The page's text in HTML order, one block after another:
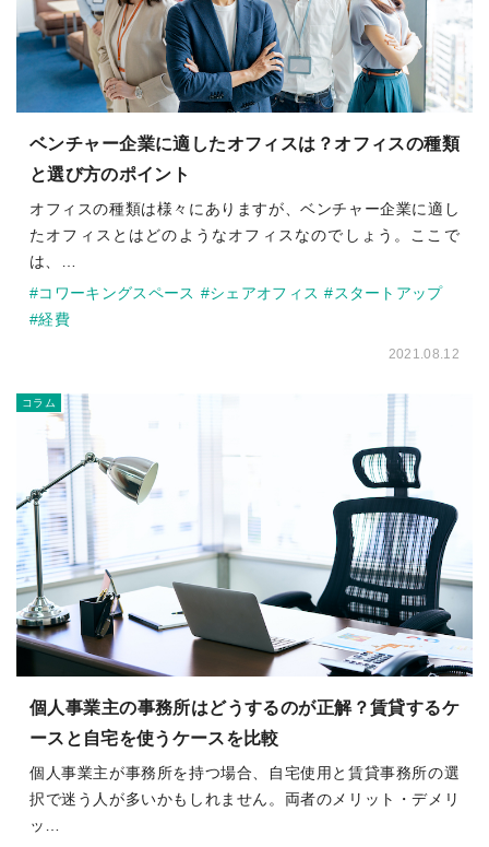
ベンチャー企業に適したオフィスは？オフィスの種類
と選び方のポイント
オフィスの種類は様々にありますが、ベンチャー企業に適し
たオフィスとはどのようなオフィスなのでしょう。ここで
は、…
#コワーキングスペース #シェアオフィス #スタートアップ
#経費
2021.08.12
コラム
個人事業主の事務所はどうするのが正解？賃貸するケ
ースと自宅を使うケースを比較
個人事業主が事務所を持つ場合、自宅使用と賃貸事務所の選
択で迷う人が多いかもしれません。両者のメリット・デメリ
ッ…